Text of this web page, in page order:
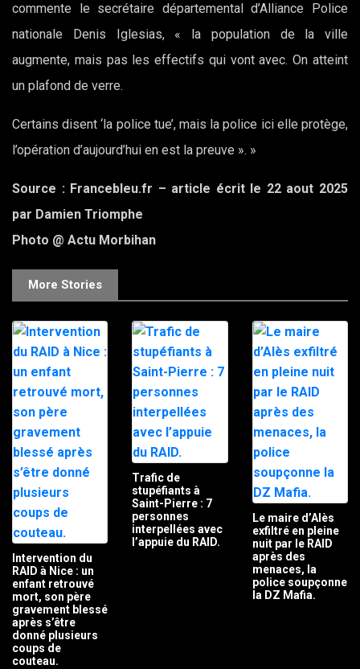
commente le secrétaire départemental d’Alliance Police
nationale Denis Iglesias, « la population de la ville
augmente, mais pas les effectifs qui vont avec. On atteint
un plafond de verre.
Certains disent ‘la police tue’, mais la police ici elle protège,
l’opération d’aujourd’hui en est la preuve ». »
Source : Francebleu.fr – article écrit le 22 aout 2025
par Damien Triomphe
Photo @ Actu Morbihan
More Stories
Intervention du
RAID à Nice : un
enfant retrouvé
mort, son père
gravement blessé
après s’être
donné plusieurs
coups de
couteau.
Trafic de
stupéfiants à
Saint-Pierre : 7
personnes
interpellées avec
l’appuie du RAID.
Le maire d’Alès
exfiltré en pleine
nuit par le RAID
après des
menaces, la
police soupçonne
la DZ Mafia.